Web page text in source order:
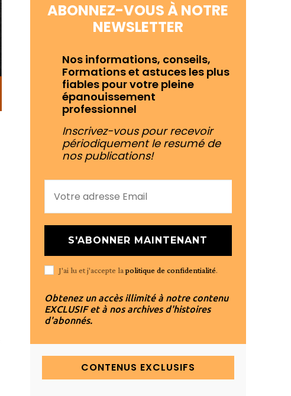
ABONNEZ-VOUS À NOTRE
NEWSLETTER
Nos informations, conseils,
Formations et astuces les plus
fiables pour votre pleine
épanouissement
professionnel
Inscrivez-vous pour recevoir
périodiquement le resumé de
nos publications!
S'ABONNER MAINTENANT
J'ai lu et j'accepte lapolitique de confidentialité.
Obtenez un accès illimité à notre contenu
EXCLUSIF et à nos archives d'histoires
d'abonnés.
CONTENUS EXCLUSIFS